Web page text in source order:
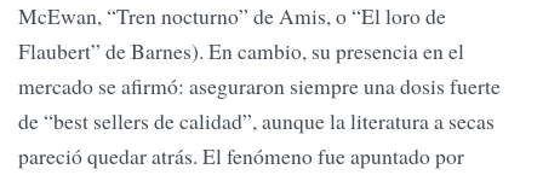
McEwan, “Tren nocturno” de Amis, o “El loro de
Flaubert” de Barnes). En cambio, su presencia en el
mercado se afirmó: aseguraron siempre una dosis fuerte
de “best sellers de calidad”, aunque la literatura a secas
pareció quedar atrás. El fenómeno fue apuntado por